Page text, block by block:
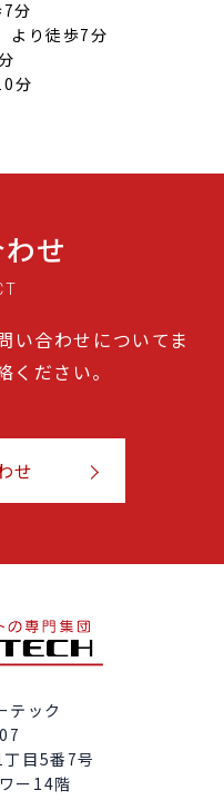
分
より徒歩7分
分
せ
い合わせについてま
ださい。
せ
テック
目5番7号
ー14階